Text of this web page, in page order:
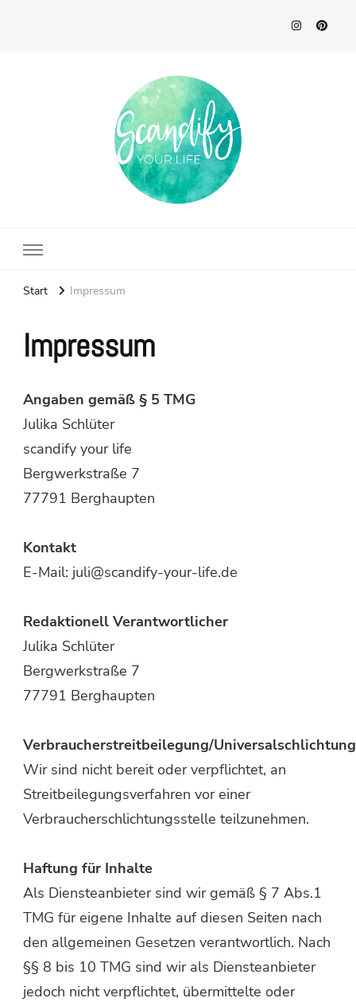
Start Impressum
Impressum
Angaben gemäß § 5 TMG
Julika Schlüter
scandify your life
Bergwerkstraße 7
77791 Berghaupten
Kontakt
E-Mail: juli@scandify-your-life.de
Redaktionell Verantwortlicher
Julika Schlüter
Bergwerkstraße 7
77791 Berghaupten
Verbraucherstreitbeilegung/
Wir sind nicht bereit oder verpflichtet, an
Streitbeilegungsverfahren vor einer
Verbraucherschlichtungsstelle teilzunehmen.
Haftung für Inhalte
Als Diensteanbieter sind wir gemäß § 7 Abs.1
TMG für eigene Inhalte auf diesen Seiten nach
den allgemeinen Gesetzen verantwortlich. Nach
§§ 8 bis 10 TMG sind wir als Diensteanbieter
jedoch nicht verpflichtet, übermittelte oder